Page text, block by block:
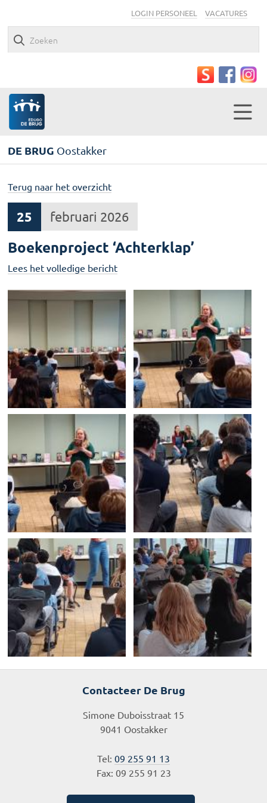
LOGIN PERSONEEL VACATURES
DE BRUG Oostakker
Terug naar het overzicht
25 februari 2026
Boekenproject ‘Achterklap’
Lees het volledige bericht
Contacteer De Brug
Simone Duboisstraat 15
9041 Oostakker
Tel: 09 255 91 13
Fax: 09 255 91 23